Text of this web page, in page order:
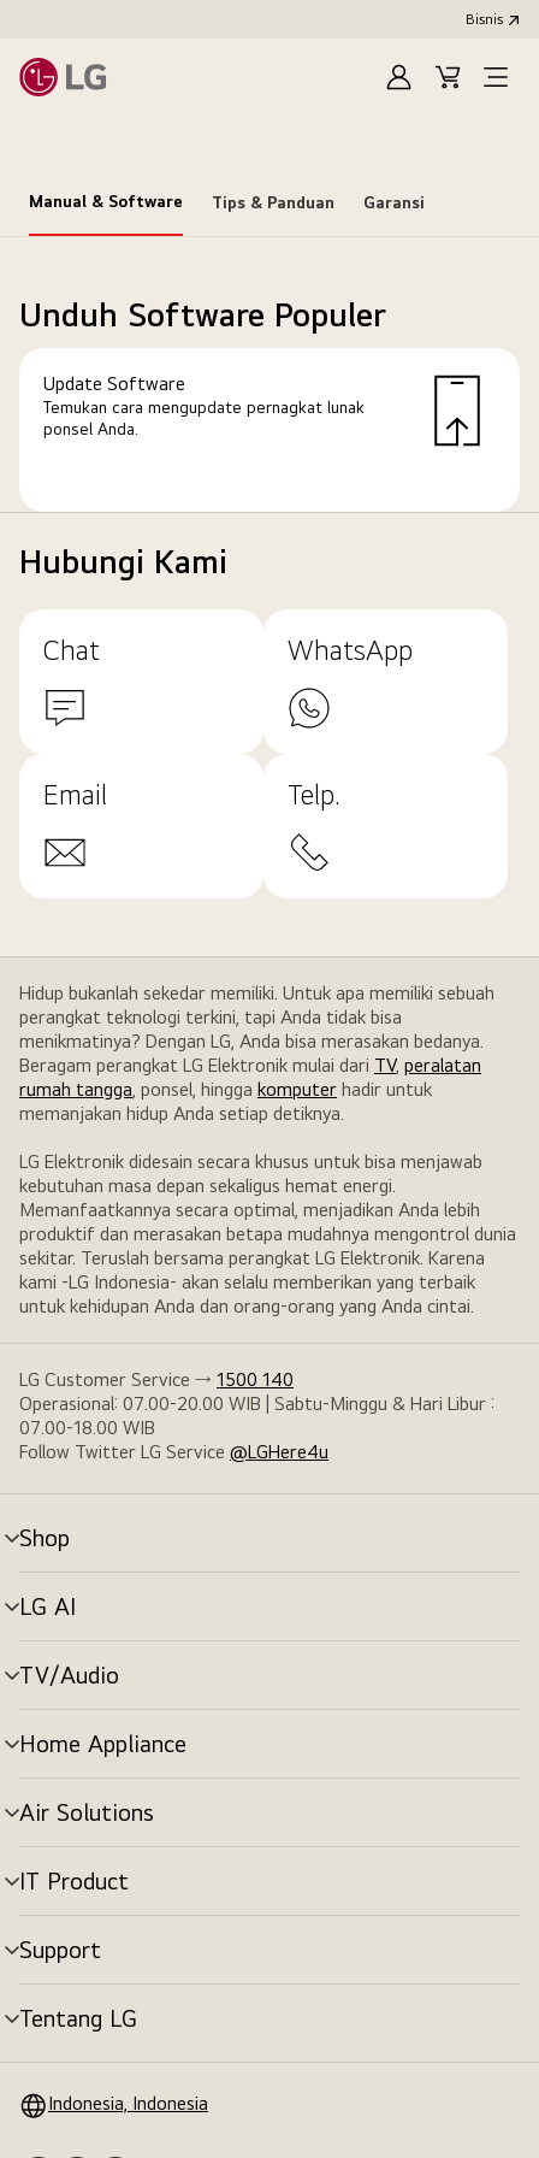
Bisnis
MasukKeranjang
Open
Manual & Software Tips & Panduan Garansi
Unduh Software Populer
Update Software
Temukan cara mengupdate pernagkat lunak
ponsel Anda.
Hubungi Kami
Chat WhatsApp
Email Telp.
Hidup bukanlah sekedar memiliki. Untuk apa memiliki sebuah
perangkat teknologi terkini, tapi Anda tidak bisa
menikmatinya? Dengan LG, Anda bisa merasakan bedanya.
Beragam perangkat LG Elektronik mulai dari TV, peralatan
rumah tangga, ponsel, hingga komputer hadir untuk
memanjakan hidup Anda setiap detiknya.
LG Elektronik didesain secara khusus untuk bisa menjawab
kebutuhan masa depan sekaligus hemat energi.
Memanfaatkannya secara optimal, menjadikan Anda lebih
produktif dan merasakan betapa mudahnya mengontrol dunia
sekitar. Teruslah bersama perangkat LG Elektronik. Karena
kami -LG Indonesia- akan selalu memberikan yang terbaik
untuk kehidupan Anda dan orang-orang yang Anda cintai.
LG Customer Service → 1500 140
Operasional: 07.00-20.00 WIB | Sabtu-Minggu & Hari Libur :
07.00-18.00 WIB
Follow Twitter LG Service @LGHere4u
Shop
tombol
menu
LG AI
tombol
menu
TV/Audio
tombol
menu
Home Appliance
tombol
menu
Air Solutions
tombol
menu
IT Product
tombol
menu
Support
tombol
menu
Tentang LG
tombol
Indonesia, Indonesia